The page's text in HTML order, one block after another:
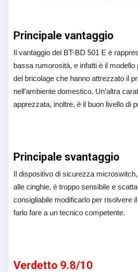
Principale vantaggio
Il vantaggio del BT-BD 501 E è
bassa rumorosità, e infatti è il modello
del bricolage che hanno attrezzato il
nell’ambiente domestico. Un’altra
apprezzata, inoltre, è il buon livello di
Principale svantaggio
Il dispositivo di sicurezza
alle cinghie, è troppo sensibile e
consigliabile modificarlo per risolvere
farlo fare a un tecnico competente.
Verdetto 9.8/10